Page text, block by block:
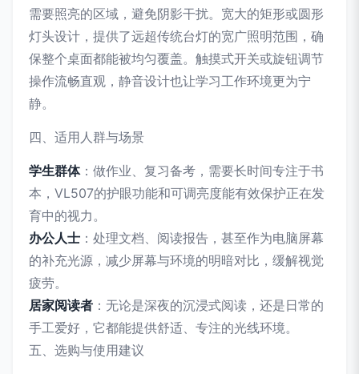
需要照亮的区域，避免阴影干扰。宽大的矩形或圆形
灯头设计，提供了远超传统台灯的宽广照明范围，确
保整个桌面都能被均匀覆盖。触摸式开关或旋钮调节
操作流畅直观，静音设计也让学习工作环境更为宁
静。
四、适用人群与场景
学生群体：做作业、复习备考，需要长时间专注于书
本，VL507的护眼功能和可调亮度能有效保护正在发
育中的视力。
办公人士 ：处理文档、阅读报告，甚至作为电脑屏幕
的补充光源，减少屏幕与环境的明暗对比，缓解视觉
疲劳。
居家阅读者 ：无论是深夜的沉浸式阅读，还是日常的
手工爱好，它都能提供舒适、专注的光线环境。
五、选购与使用建议